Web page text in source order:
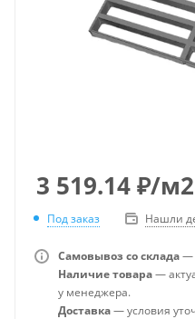
3 519.14₽/м2
Под заказ Нашли
Самовывоз со склада—
Наличие товара—
у менеджера.
Доставка— условия